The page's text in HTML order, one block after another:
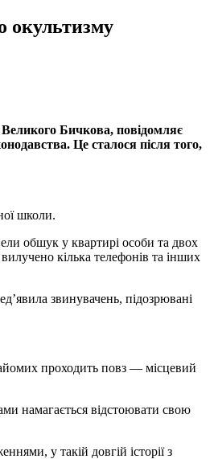
окультизму
Великого Бичкова, повідомляє
Це сталося після того,
школи.
обшук у квартирі особи та двох
кілька телефонів та інших
звинувачень, підозрювані
проходить повз — місцевий
намагається відстоювати свою
у такій довгій історії з